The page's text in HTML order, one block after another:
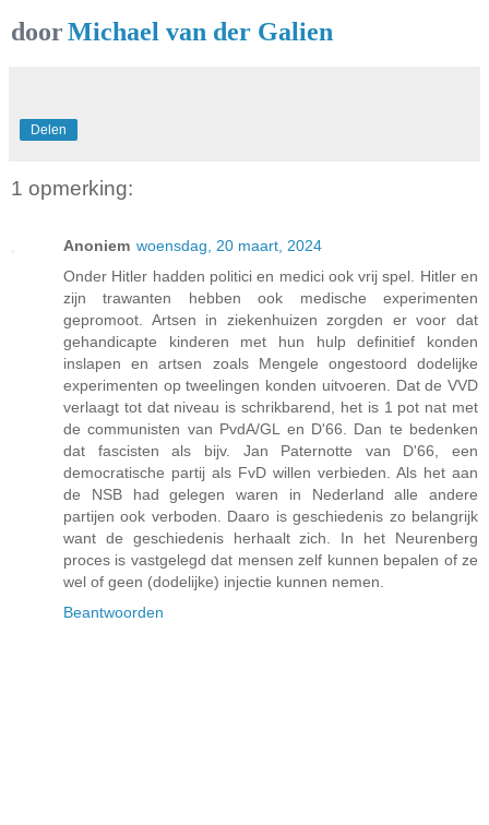
doorMichael van der Galien
Delen
1 opmerking:
Anoniem woensdag, 20 maart, 2024
Onder Hitler hadden politici en medici ook vrij spel. Hitler en
zijn trawanten hebben ook medische experimenten
gepromoot. Artsen in ziekenhuizen zorgden er voor dat
gehandicapte kinderen met hun hulp definitief konden
inslapen en artsen zoals Mengele ongestoord dodelijke
experimenten op tweelingen konden uitvoeren. Dat de VVD
verlaagt tot dat niveau is schrikbarend, het is 1 pot nat met
de communisten van PvdA/GL en D'66. Dan te bedenken
dat fascisten als bijv. Jan Paternotte van D'66, een
democratische partij als FvD willen verbieden. Als het aan
de NSB had gelegen waren in Nederland alle andere
partijen ook verboden. Daaro is geschiedenis zo belangrijk
want de geschiedenis herhaalt zich. In het Neurenberg
proces is vastgelegd dat mensen zelf kunnen bepalen of ze
wel of geen (dodelijke) injectie kunnen nemen.
Beantwoorden